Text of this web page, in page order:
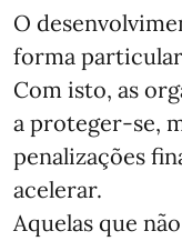
O
forma
Com isto, as
a proteger-se,
penalizações
acelerar.
Aquelas que